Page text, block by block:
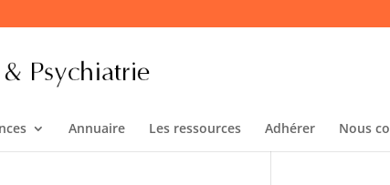
Annuaire Les ressources Adhérer Nous